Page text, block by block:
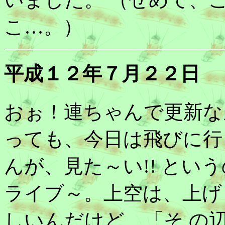
こ…。）
平成１２年７月２２日
おぉ！連ちゃんで更新
っても、今日は飛びに
んが、見た～い!! とい
ライブ～。上空は、上
しいんだけど、「そ の